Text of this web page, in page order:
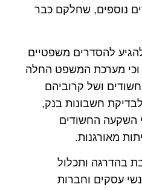
נוספים, שחלקם כבר
להגיע להסדרים משפטיים
מערכת המשפט החלה
ושל קרוביהם
חשבונות בנק,
השקעה החשודים
מאורגנות.
בהדרגה ותכלול
עסקים וחברות